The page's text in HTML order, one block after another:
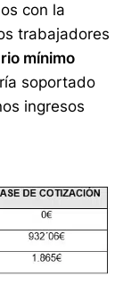
con la
trabajadores
mínimo
soportado
ingresos